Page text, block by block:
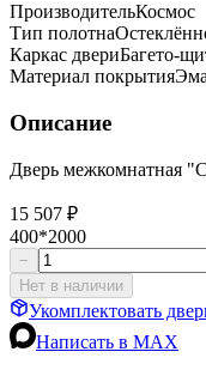
ПроизводительКосмос
Тип полотна
Каркас двериБагето-
Материал покрытия
Описание
Дверь межкомнатная
15 507 ₽
400*2000
−
Нет в наличии
Укомплектовать
Написать в MAX